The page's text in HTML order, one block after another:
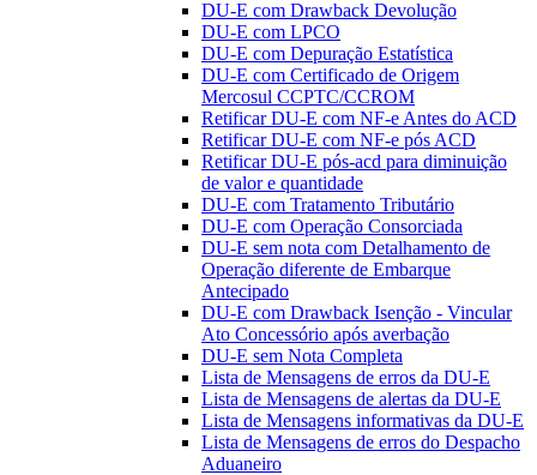
DU-E com Drawback Devolução
DU-E com LPCO
DU-E com Depuração Estatística
DU-E com Certificado de Origem
Mercosul CCPTC/CCROM
Retificar DU-E com NF-e Antes do ACD
Retificar DU-E com NF-e pós ACD
Retificar DU-E pós-acd para diminuição
de valor e quantidade
DU-E com Tratamento Tributário
DU-E com Operação Consorciada
DU-E sem nota com Detalhamento de
Operação diferente de Embarque
Antecipado
DU-E com Drawback Isenção - Vincular
Ato Concessório após averbação
DU-E sem Nota Completa
Lista de Mensagens de erros da DU-E
Lista de Mensagens de alertas da DU-E
Lista de Mensagens informativas da DU-E
Lista de Mensagens de erros do Despacho
Aduaneiro